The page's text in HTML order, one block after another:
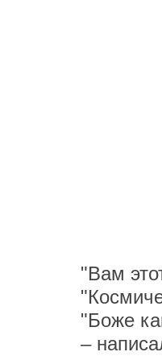
"Вам
"Боже
–